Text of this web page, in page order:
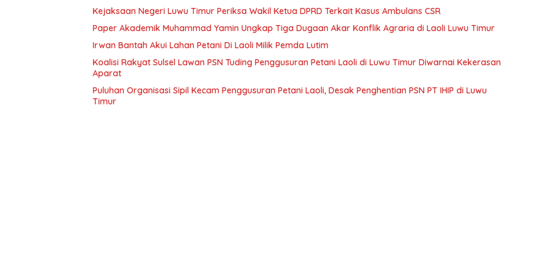
Kejaksaan Negeri Luwu Timur Periksa Wakil Ketua DPRD Terkait Kasus Ambulans CSR
Paper Akademik Muhammad Yamin Ungkap Tiga Dugaan Akar Konflik Agraria di Laoli Luwu Timur
Irwan Bantah Akui Lahan Petani Di Laoli Milik Pemda Lutim
Koalisi Rakyat Sulsel Lawan PSN Tuding Penggusuran Petani Laoli di Luwu Timur Diwarnai Kekerasan
Aparat
Puluhan Organisasi Sipil Kecam Penggusuran Petani Laoli, Desak Penghentian PSN PT IHIP di Luwu
Timur